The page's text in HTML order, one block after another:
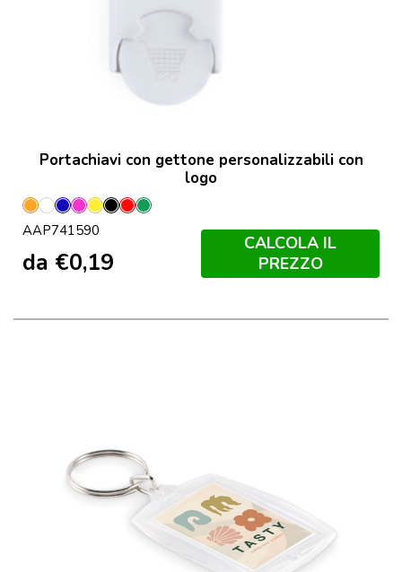
Portachiavi con gettone personalizzabili con
logo
Arancione
Bianco
BluFucsia
Giallo
Nero
RossoVerde
AAP741590
da €0,19
CALCOLA IL
PREZZO